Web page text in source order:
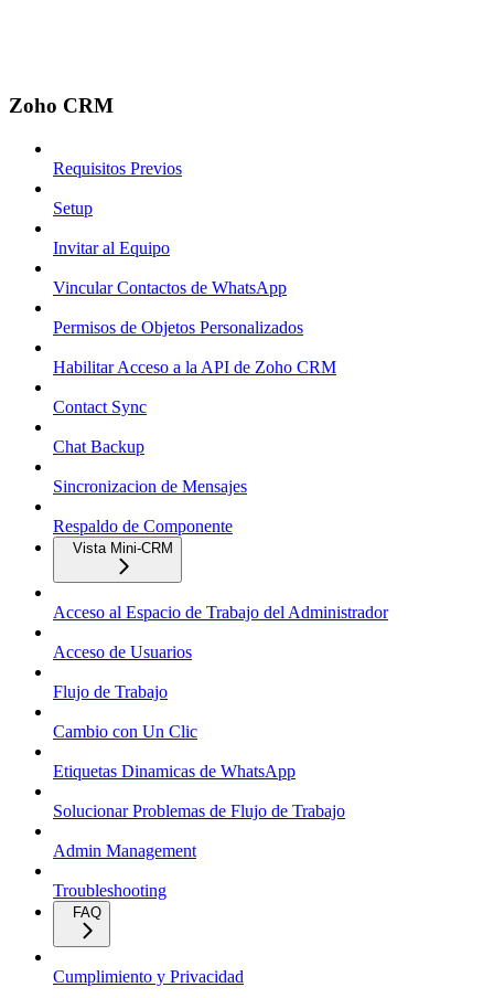
Zoho CRM
Requisitos Previos
Setup
Invitar al Equipo
Vincular Contactos de WhatsApp
Permisos de Objetos Personalizados
Habilitar Acceso a la API de Zoho CRM
Contact Sync
Chat Backup
Sincronizacion de Mensajes
Respaldo de Componente
Vista Mini-CRM
Acceso al Espacio de Trabajo del Administrador
Acceso de Usuarios
Flujo de Trabajo
Cambio con Un Clic
Etiquetas Dinamicas de WhatsApp
Solucionar Problemas de Flujo de Trabajo
Admin Management
Troubleshooting
FAQ
Cumplimiento y Privacidad